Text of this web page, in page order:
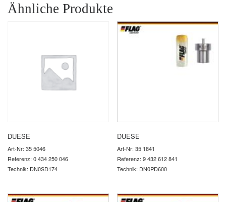
Ähnliche Produkte
DUESE
Art-Nr: 35 5046
Referenz: 0 434 250 046
Technik: DN0SD174
DUESE
Art-Nr: 35 1841
Referenz: 9 432 612 841
Technik: DN0PD600